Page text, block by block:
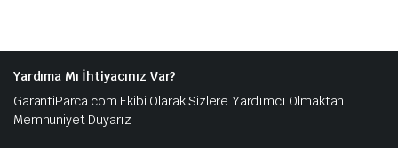
Yardıma Mı İhtiyacınız Var?
GarantiParca.com Ekibi Olarak Sizlere Yardımcı Olmaktan
Memnuniyet Duyarız